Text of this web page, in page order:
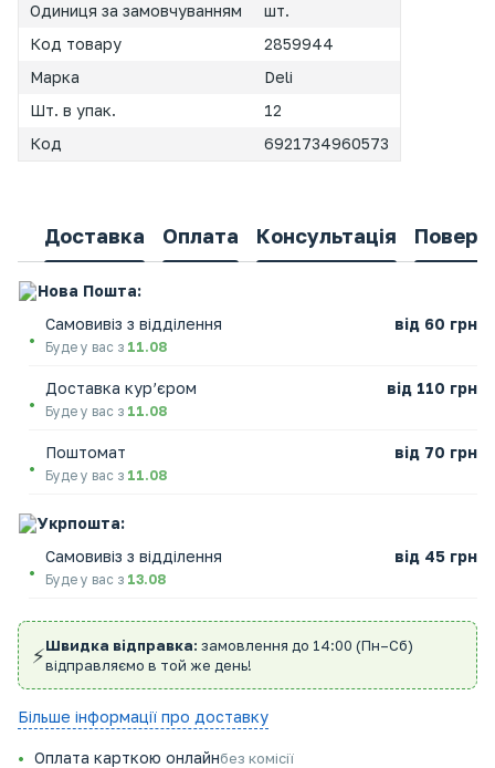
Одиниця за замовчуванням
шт.
Код товару
2859944
Марка
Deli
Шт. в упак.
12
Код
6921734960573
Доставка Оплата Консультація
Нова Пошта:
Самовивіз з відділення
Буде у вас з 11.08
від 60 грн
Доставка кур’єром
Буде у вас з 11.08
від 110 грн
Поштомат
Буде у вас з 11.08
від 70 грн
Укрпошта:
Самовивіз з відділення
Буде у вас з 13.08
від 45 грн
⚡Швидка відправка: замовлення до 14:00 (Пн–Сб)
відправляємо в той же день!
Більше інформації про доставку
Оплата карткою онлайнбез комісії